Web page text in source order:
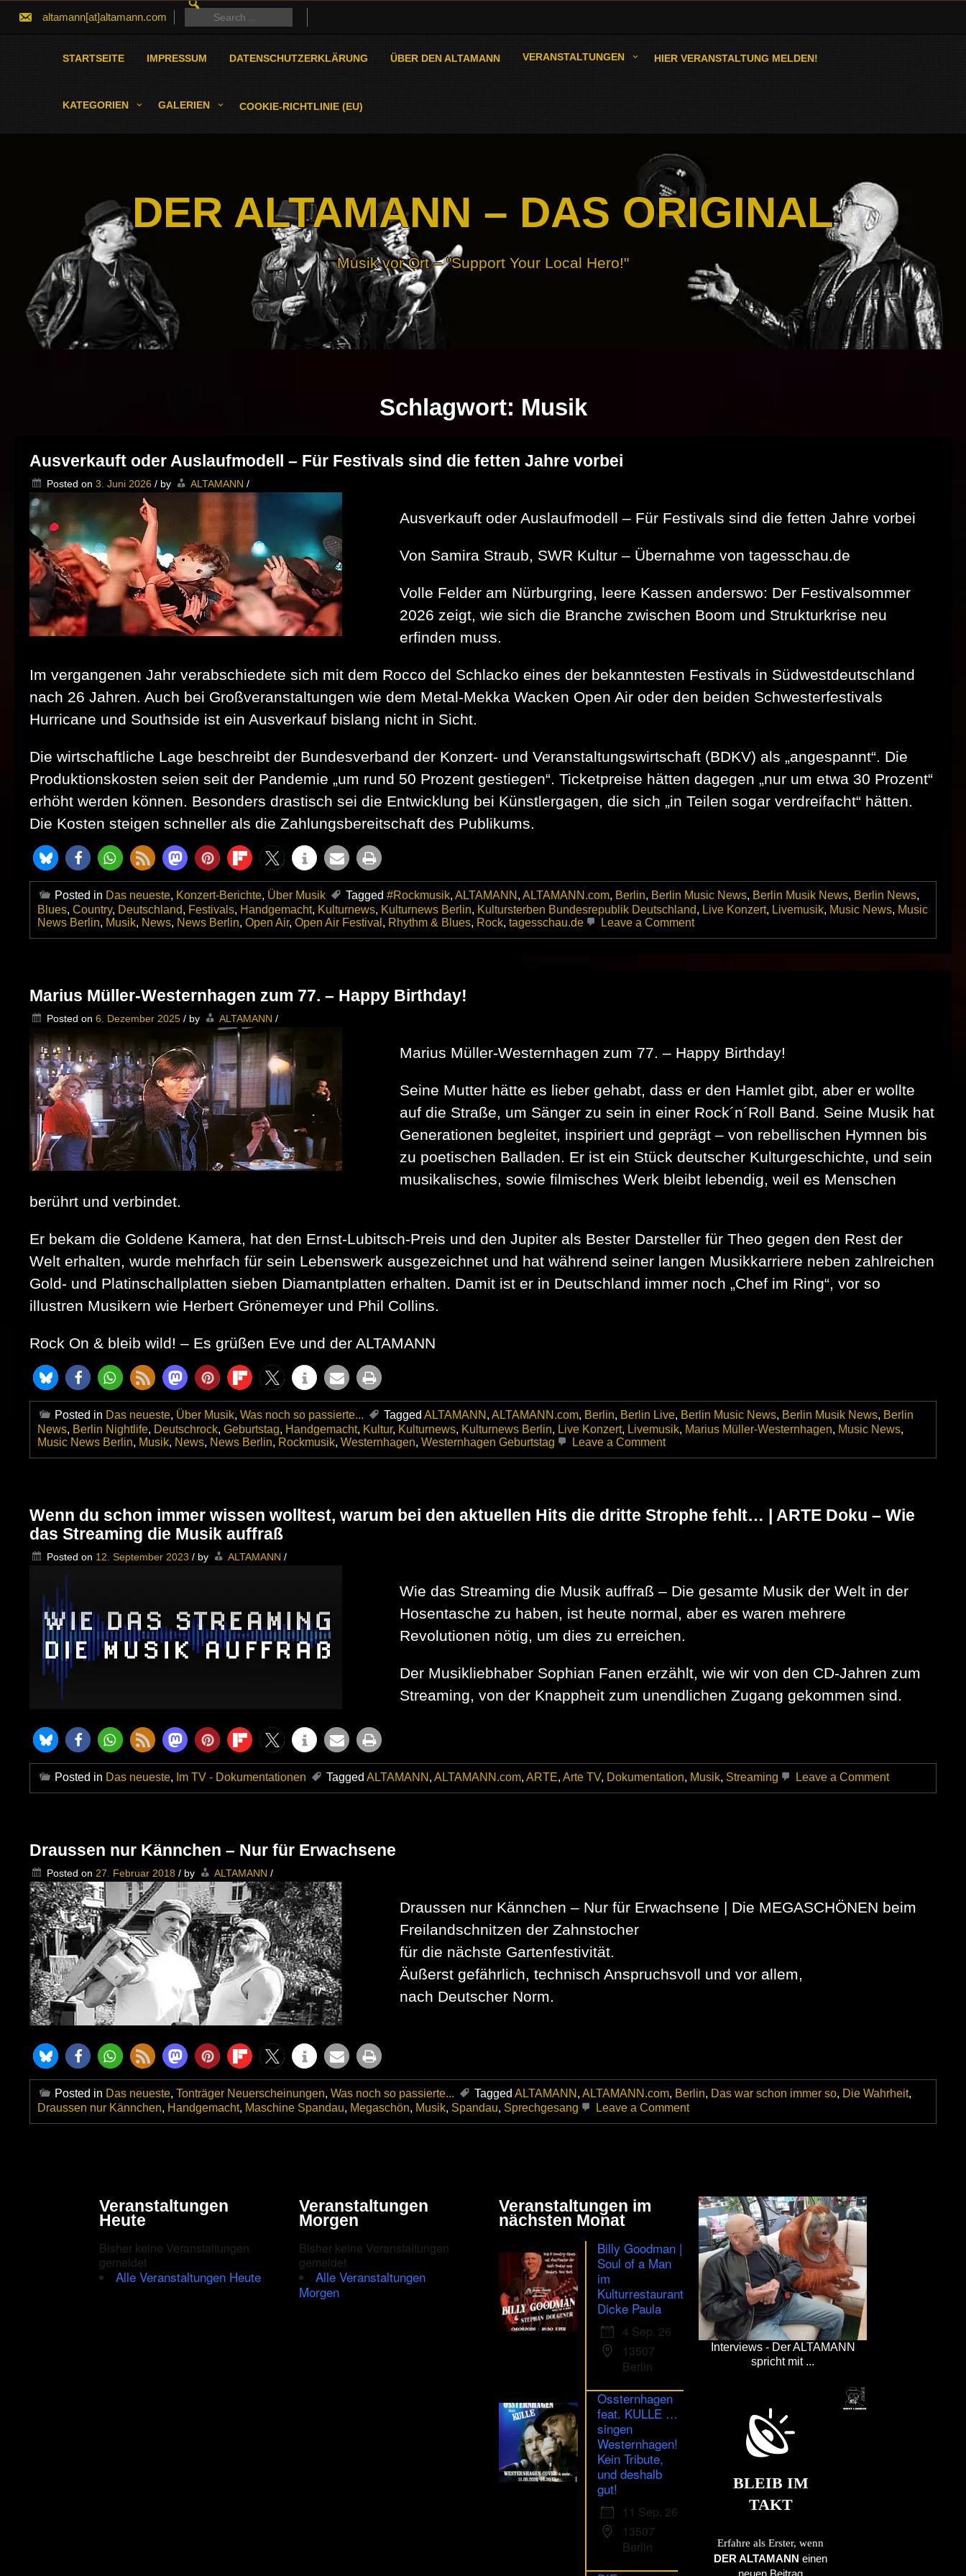
altamann[at]altamann.com
FOR:
Search
for:
STARTSEITE IMPRESSUM DATENSCHUTZERKLÄRUNG ÜBER DEN ALTAMANN VERANSTALTUNGEN HIER VERANSTALTUNG MELDEN!
KATEGORIEN GALERIEN COOKIE-RICHTLINIE (EU)
DER ALTAMANN – DAS ORIGINAL
Musik vor Ort – "Support Your Local Hero!"
Schlagwort: Musik
Ausverkauft oder Auslaufmodell – Für Festivals sind die fetten Jahre vorbei
Posted on 3. Juni 2026 / by ALTAMANN /
Ausverkauft oder Auslaufmodell – Für Festivals sind die fetten Jahre vorbei
Von Samira Straub, SWR Kultur – Übernahme von tagesschau.de
Volle Felder am Nürburgring, leere Kassen anderswo: Der Festivalsommer
2026 zeigt, wie sich die Branche zwischen Boom und Strukturkrise neu
erfinden muss.
Im vergangenen Jahr verabschiedete sich mit dem Rocco del Schlacko eines der bekanntesten Festivals in Südwestdeutschland
nach 26 Jahren. Auch bei Großveranstaltungen wie dem Metal-Mekka Wacken Open Air oder den beiden Schwesterfestivals
Hurricane und Southside ist ein Ausverkauf bislang nicht in Sicht.
Die wirtschaftliche Lage beschreibt der Bundesverband der Konzert- und Veranstaltungswirtschaft (BDKV) als „angespannt“. Die
Produktionskosten seien seit der Pandemie „um rund 50 Prozent gestiegen“. Ticketpreise hätten dagegen „nur um etwa 30 Prozent“
erhöht werden können. Besonders drastisch sei die Entwicklung bei Künstlergagen, die sich „in Teilen sogar verdreifacht“ hätten.
Die Kosten steigen schneller als die Zahlungsbereitschaft des Publikums.
Posted in Das neueste, Konzert-Berichte, Über Musik Tagged #Rockmusik, ALTAMANN , ALTAMANN.com, Berlin, Berlin Music News, Berlin Musik News, Berlin News,
Blues, Country, Deutschland, Festivals, Handgemacht, Kulturnews, Kulturnews Berlin, Kultursterben Bundesrepublik Deutschland, Live Konzert, Livemusik, Music News, Music
News Berlin, Musik, News, News Berlin, Open Air, Open Air Festival , Rhythm & Blues, Rock, tagesschau.de Leave a Commenton
Jahre
vorbei
Marius Müller-Westernhagen zum 77. – Happy Birthday!
Posted on 6. Dezember 2025 / by ALTAMANN /
Marius Müller-Westernhagen zum 77. – Happy Birthday!
Seine Mutter hätte es lieber gehabt, dass er den Hamlet gibt, aber er wollte
auf die Straße, um Sänger zu sein in einer Rock´n´Roll Band. Seine Musik hat
Generationen begleitet, inspiriert und geprägt – von rebellischen Hymnen bis
zu poetischen Balladen. Er ist ein Stück deutscher Kulturgeschichte, und sein
musikalisches, sowie filmisches Werk bleibt lebendig, weil es Menschen
berührt und verbindet.
Er bekam die Goldene Kamera, hat den Ernst-Lubitsch-Preis und den Jupiter als Bester Darsteller für Theo gegen den Rest der
Welt erhalten, wurde mehrfach für sein Lebenswerk ausgezeichnet und hat während seiner langen Musikkarriere neben zahlreichen
Gold- und Platinschallplatten sieben Diamantplatten erhalten. Damit ist er in Deutschland immer noch „Chef im Ring“, vor so
illustren Musikern wie Herbert Grönemeyer und Phil Collins.
Rock On & bleib wild! – Es grüßen Eve und der ALTAMANN
Posted in Das neueste, Über Musik, Was noch so passierte... Tagged ALTAMANN , ALTAMANN.com, Berlin, Berlin Live, Berlin Music News, Berlin Musik News, Berlin
News, Berlin Nightlife, Deutschrock, Geburtstag, Handgemacht, Kultur, Kulturnews, Kulturnews Berlin, Live Konzert, Livemusik, Marius Müller-Westernhagen, Music News,
Music News Berlin, Musik, News, News Berlin, Rockmusik, Westernhagen, Westernhagen Geburtstag Leave a Commenton
–
Wenn du schon immer wissen wolltest, warum bei den aktuellen Hits die dritte Strophe fehlt… | ARTE Doku – Wie
das Streaming die Musik auffraß
Posted on 12. September 2023 / by ALTAMANN /
Wie das Streaming die Musik auffraß – Die gesamte Musik der Welt in der
Hosentasche zu haben, ist heute normal, aber es waren mehrere
Revolutionen nötig, um dies zu erreichen.
Der Musikliebhaber Sophian Fanen erzählt, wie wir von den CD-Jahren zum
Streaming, von der Knappheit zum unendlichen Zugang gekommen sind.
Posted in Das neueste, Im TV - Dokumentationen Tagged ALTAMANN , ALTAMANN.com, ARTE, Arte TV, Dokumentation, Musik, Streaming Leave a Commenton
aktuellen
Musik
auffraß
Draussen nur Kännchen – Nur für Erwachsene
Posted on 27. Februar 2018 / by ALTAMANN /
Draussen nur Kännchen – Nur für Erwachsene | Die MEGASCHÖNEN beim
Freilandschnitzen der Zahnstocher
für die nächste Gartenfestivität.
Äußerst gefährlich, technisch Anspruchsvoll und vor allem,
nach Deutscher Norm.
Posted in Das neueste, Tonträger Neuerscheinungen, Was noch so passierte... Tagged ALTAMANN , ALTAMANN.com, Berlin, Das war schon immer so, Die Wahrheit,
Draussen nur Kännchen, Handgemacht, Maschine Spandau, Megaschön, Musik, Spandau, Sprechgesang Leave a Commenton
Erwachsene
Veranstaltungen
Heute
Bisher keine Veranstaltungen
gemeldet
Alle Veranstaltungen Heute
Veranstaltungen
Morgen
Bisher keine Veranstaltungen
gemeldet
Alle Veranstaltungen
Morgen
Veranstaltungen im
nächsten Monat
Billy Goodman |
Soul of a Man
im
Kulturrestaurant
Dicke Paula
4 Sep. 26
13507
Berlin
Ossternhagen
feat. KULLE …
singen
Westernhagen!
Kein Tribute,
und deshalb
gut!
11 Sep. 26
13507
Berlin
Interviews - Der ALTAMANN
spricht mit ...
BLEIB IM
TAKT
Erfahre als Erster, wenn
DER ALTAMANN einen